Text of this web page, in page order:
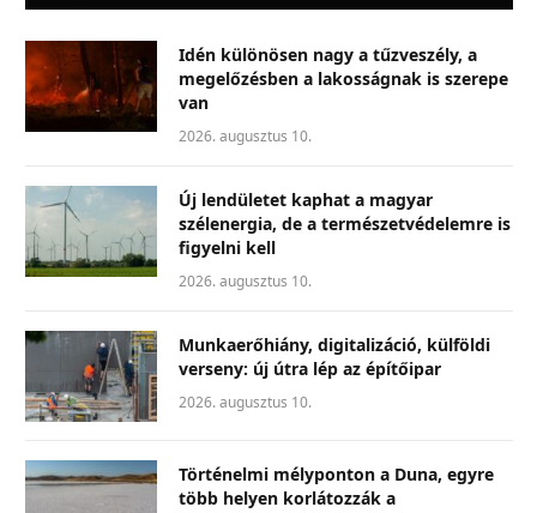
Idén különösen nagy a tűzveszély, a
megelőzésben a lakosságnak is szerepe
van
2026. augusztus 10.
Új lendületet kaphat a magyar
szélenergia, de a természetvédelemre is
figyelni kell
2026. augusztus 10.
Munkaerőhiány, digitalizáció, külföldi
verseny: új útra lép az építőipar
2026. augusztus 10.
Történelmi mélyponton a Duna, egyre
több helyen korlátozzák a